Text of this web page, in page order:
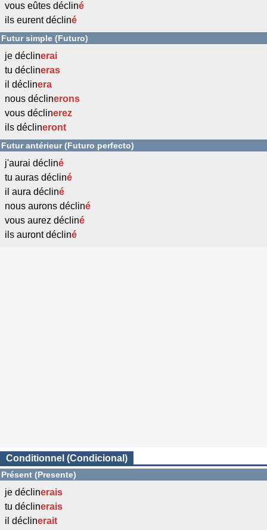
vous eûtes décliné
ils eurent décliné
Futur simple (Futuro)
je déclinerai
tu déclineras
il déclinera
nous déclinerons
vous déclinerez
ils déclineront
Futur antérieur (Futuro perfecto)
j'aurai décliné
tu auras décliné
il aura décliné
nous aurons décliné
vous aurez décliné
ils auront décliné
Conditionnel (Condicional)
Présent (Presente)
je déclinerais
tu déclinerais
il déclinerait